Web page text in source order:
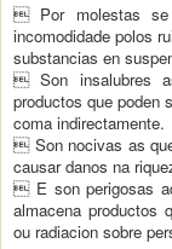
 Por molestas se
incomodidade polos
substancias en
 Son insalubres
productos que poden
coma indirectamente.
 Son nocivas as
causar danos na
 E son perigosas
almacena productos
ou radiacion sobre